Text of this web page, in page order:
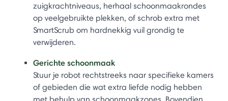
zuigkrachtniveaus, herhaal schoonmaakrondes
op veelgebruikte plekken, of schrob extra met
SmartScrub om hardnekkig vuil grondig te
verwijderen.
Gerichte schoonmaak
Stuur je robot rechtstreeks naar specifieke kamers
of gebieden die wat extra liefde nodig hebben
met behulp van schoonmaakzones. Bovendien